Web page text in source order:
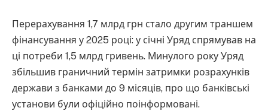
Перерахування 1,7 млрд грн стало другим траншем
фінансування у 2025 році: у січні Уряд спрямував на
ці потреби 1,5 млрд гривень. Минулого року Уряд
збільшив граничний термін затримки розрахунків
держави з банками до 9 місяців, про що банківські
установи були офіційно поінформовані.